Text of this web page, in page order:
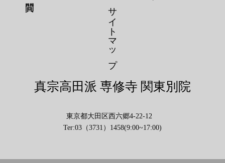
サイトマップ
真宗高田派 専修寺 関東別院
東京都大田区西六郷4-22-12
Ter:03（3731）1458(9:00~17:00)